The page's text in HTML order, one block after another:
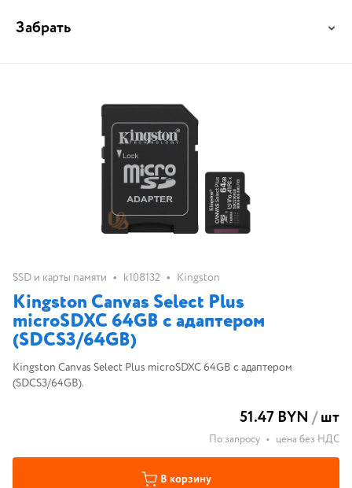
Забрать
SSD и карты памяти • k108132 • Kingston
Kingston Canvas Select Plus
microSDXC 64GB с адаптером
(SDCS3/64GB)
Kingston Canvas Select Plus microSDXC 64GB с адаптером
(SDCS3/64GB).
51.47 BYN /шт
По запросу • цена без НДС
В корзину